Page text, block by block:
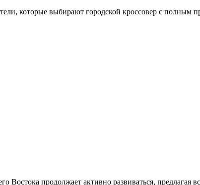
которые выбирают городской кроссовер с полным
Востока продолжает активно развиваться, предлагая